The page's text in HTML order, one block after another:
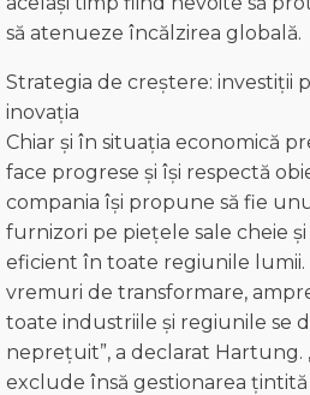
să atenueze încălzirea globală.
Strategia de creștere: investiții
inovația
Chiar și în situația economică
face progrese și își respectă
compania își propune să fie
furnizori pe piețele sale cheie și
eficient în toate regiunile lumii.
vremuri de transformare,
toate industriile și regiunile se
neprețuit”, a declarat Hartung.
exclude însă gestionarea